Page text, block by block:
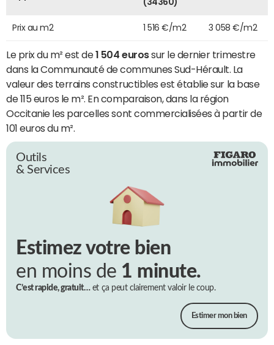
(34360)
Prix au m2 1 516 €/m2 3 058 €/m2
Le prix du m² est de1 504 eurossur le dernier trimestre
dans la Communauté de communes Sud-Hérault. La
valeur des terrains constructibles est établie sur la base
de 115 euros le m². En comparaison, dans la région
Occitanie les parcelles sont commercialisées à partir de
101 euros du m².
Outils
& Services
Estimez votre bien
en moins de 1 minute.
C’est rapide, gratuit…et ça peut clairement valoir le coup.
Estimer mon bien